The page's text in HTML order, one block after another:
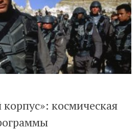
космическая